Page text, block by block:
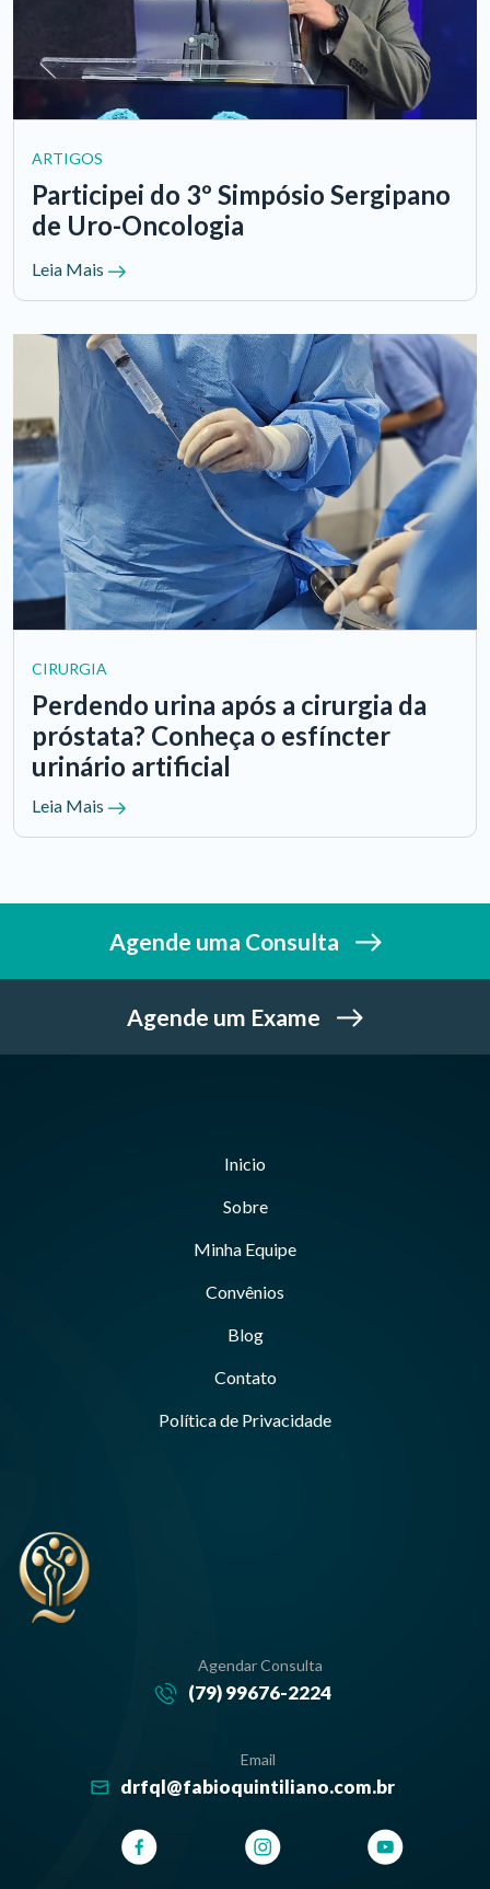
ARTIGOS
Participei do 3º Simpósio Sergipano
de Uro-Oncologia
Leia Mais
CIRURGIA
Perdendo urina após a cirurgia da
próstata? Conheça o esfíncter
urinário artificial
Leia Mais
Agende uma Consulta
Agende um Exame
Inicio
Sobre
Minha Equipe
Convênios
Blog
Contato
Política de Privacidade
Agendar Consulta
(79) 99676-2224
Email
drfql@fabioquintiliano.com.br